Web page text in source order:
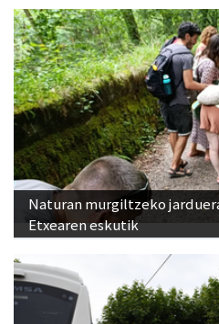
Naturan murgiltzeko
Etxearen eskutik